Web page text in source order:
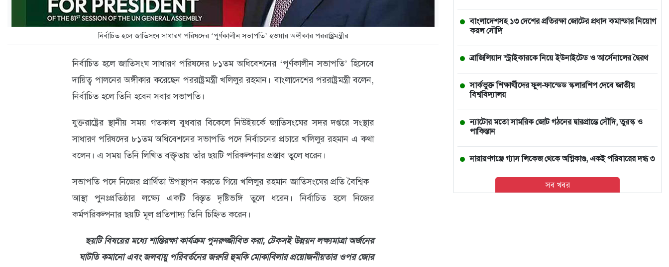
তথ্যপ্রযুক্তি
নির্বাচিত হলে জাতিসংঘ সাধারণ পরিষদের ‘পূর্ণকালীন সভাপতি’ হওয়ার অঙ্গীকার পররাষ্ট্রমন্ত্রীর
নির্বাচিত হলে জাতিসংঘ সাধারণ পরিষদের ৮১তম অধিবেশনের ‘পূর্ণকালীন সভাপতি’ হিসেবে
দায়িত্ব পালনের অঙ্গীকার করেছেন পররাষ্ট্রমন্ত্রী খলিলুর রহমান। বাংলাদেশের পররাষ্ট্রমন্ত্রী বলেন,
নির্বাচিত হলে তিনি হবেন সবার সভাপতি।
যুক্তরাষ্ট্রের স্থানীয় সময় গতকাল বুধবার বিকেলে নিউইয়র্কে জাতিসংঘের সদর দপ্তরে সংস্থার
সাধারণ পরিষদের ৮১তম অধিবেশনের সভাপতি পদে নির্বাচনের প্রচারে খলিলুর রহমান এ কথা
বলেন। এ সময় তিনি লিখিত বক্তৃতায় তাঁর ছয়টি পরিকল্পনার প্রস্তাব তুলে ধরেন।
সভাপতি পদে নিজের প্রার্থিতা উপস্থাপন করতে গিয়ে খলিলুর রহমান জাতিসংঘের প্রতি বৈশ্বিক
আস্থা পুনঃপ্রতিষ্ঠার লক্ষ্যে একটি বিস্তৃত দৃষ্টিভঙ্গি তুলে ধরেন। নির্বাচিত হলে নিজের
কর্মপরিকল্পনার ছয়টি মূল প্রতিপাদ্য তিনি চিহ্নিত করেন।
ছয়টি বিষয়ের মধ্যে শান্তিরক্ষা কার্যক্রম পুনরুজ্জীবিত করা, টেকসই উন্নয়ন লক্ষ্যমাত্রা অর্জনের
ঘাটতি কমানো এবং জলবায়ু পরিবর্তনের জরুরি হুমকি মোকাবিলার প্রয়োজনীয়তার ওপর জোর
বাংলাদেশসহ ১৩ দেশের প্রতিরক্ষা জোটের প্রধান কমান্ডার নিয়োগ
করল সৌদি
ব্রাজিলিয়ান স্ট্রাইকারকে নিয়ে ইউনাইটেড ও আর্সেনালের দ্বৈরথ
সার্কভুক্ত শিক্ষার্থীদের ফুল-ফান্ডেড স্কলারশিপ দেবে জাতীয়
বিশ্ববিদ্যালয়
ন্যাটোর মতো সামরিক জোট গঠনের দ্বারপ্রান্তে সৌদি, তুরস্ক ও
পাকিস্তান
নারায়ণগঞ্জে গ্যাস লিকেজ থেকে অগ্নিকাণ্ড, একই পরিবারের দগ্ধ ৩
আমিও বিশ্বাস করতে চাই তিনি ডিসেম্বরেই আসবেন: আইনমন্ত্রী
সব খবর